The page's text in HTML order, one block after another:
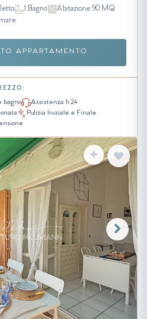
1 Bagno
Abitazione 90 MQ
APPARTAMENTO
bagno
Assistenza h 24
Pulizia Iniziale e Finale